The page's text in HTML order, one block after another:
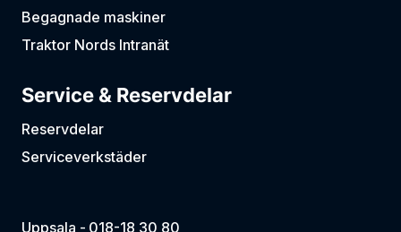
Begagnade maskiner
Traktor Nords Intranät
Service & Reservdelar
Reservdelar
Serviceverkstäder
Uppsala - 018-18 30 80